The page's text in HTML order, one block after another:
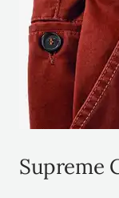
Supreme